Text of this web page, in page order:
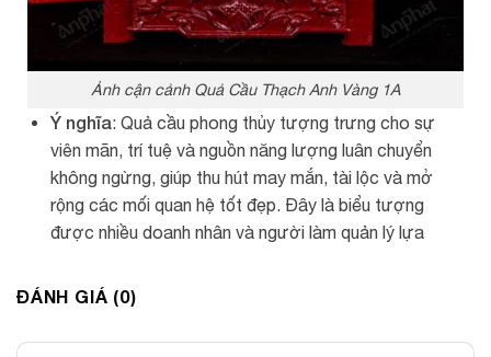
Ảnh cận cảnh Quả Cầu Thạch Anh Vàng 1A
Ý nghĩa: Quả cầu phong thủy tượng trưng cho sự
viên mãn, trí tuệ và nguồn năng lượng luân chuyển
không ngừng, giúp thu hút may mắn, tài lộc và mở
rộng các mối quan hệ tốt đẹp. Đây là biểu tượng
được nhiều doanh nhân và người làm quản lý lựa
hanh thông.
ĐÁNH GIÁ (0)